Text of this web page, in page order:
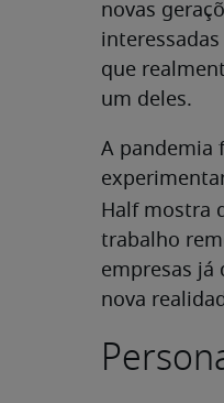
novas
que
um deles.
A pandemia
Half mostra
trabalho
empresas já
nova